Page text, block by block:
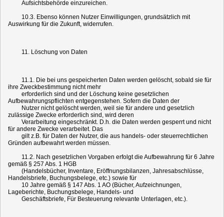
Aufsichtsbehörde einzureichen.
10.3. Ebenso können Nutzer Einwilligungen, grundsätzlich mit
Auswirkung für die Zukunft, widerrufen.
11. Löschung von Daten
11.1. Die bei uns gespeicherten Daten werden gelöscht, sobald sie für
ihre Zweckbestimmung nicht mehr
erforderlich sind und der Löschung keine gesetzlichen
Aufbewahrungspflichten entgegenstehen. Sofern die Daten der
Nutzer nicht gelöscht werden, weil sie für andere und gesetzlich
zulässige Zwecke erforderlich sind, wird deren
Verarbeitung eingeschränkt. D.h. die Daten werden gesperrt und nicht
für andere Zwecke verarbeitet. Das
gilt z.B. für Daten der Nutzer, die aus handels- oder steuerrechtlichen
Gründen aufbewahrt werden müssen.
11.2. Nach gesetzlichen Vorgaben erfolgt die Aufbewahrung für 6 Jahre
gemäß § 257 Abs. 1 HGB
(Handelsbücher, Inventare, Eröffnungsbilanzen, Jahresabschlüsse,
Handelsbriefe, Buchungsbelege, etc.) sowie für
10 Jahre gemäß § 147 Abs. 1 AO (Bücher, Aufzeichnungen,
Lageberichte, Buchungsbelege, Handels- und
Geschäftsbriefe, Für Besteuerung relevante Unterlagen, etc.).